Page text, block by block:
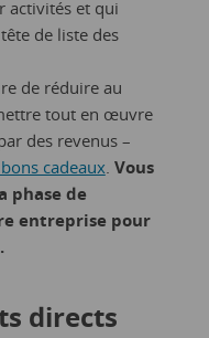
activités et qui
de liste des
de réduire au
tout en œuvre
des revenus –
cadeaux Vous
phase de
entreprise pour
directs